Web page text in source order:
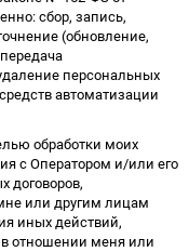
сбор, запись,
(обновление,
персональных
автоматизации
обработки моих
с Оператором и/или его
договоров,
или другим лицам
иных действий,
отношении меня или